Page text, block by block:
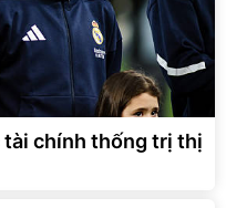
tài chính thống trị thị